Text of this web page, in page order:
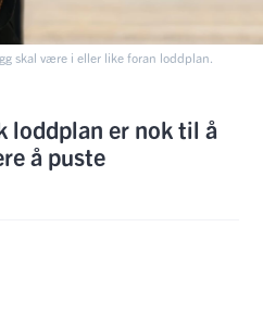
skal være i eller like foran loddplan.
loddplan er nok til å
å puste